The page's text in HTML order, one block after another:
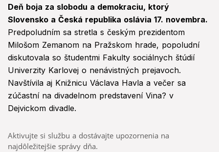
Deň boja za slobodu a demokraciu, ktorý
Slovensko a Česká republika oslávia 17. novembra.
Predpoludním sa stretla s českým prezidentom
Milošom Zemanom na Pražskom hrade, popoludní
diskutovala so študentmi Fakulty sociálnych štúdií
Univerzity Karlovej o nenávistných prejavoch.
Navštívila aj Knižnicu Václava Havla a večer sa
zúčastní na divadelnom predstavení Vina? v
Dejvickom divadle.
Aktivujte si službu a dostávajte upozornenia na
najdôležitejšie správy dňa.